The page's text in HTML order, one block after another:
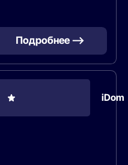
Подробнее —>
iDom